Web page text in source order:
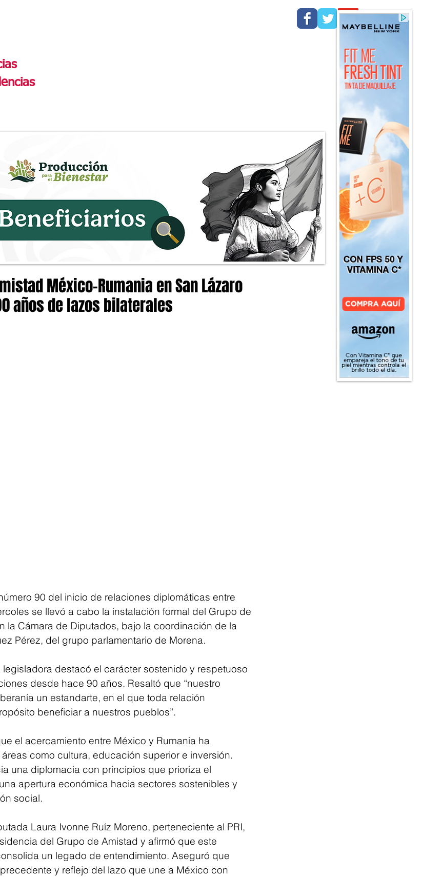
México-Rumania en San Lázaro
años de lazos bilaterales
90 del inicio de relaciones diplomáticas entre
se llevó a cabo la instalación formal del Grupo de
la Cámara de Diputados, bajo la coordinación de la
Pérez, del grupo parlamentario de Morena.
destacó el carácter sostenido y respetuoso
desde hace 90 años. Resaltó que “nuestro
un estandarte, en el que toda relación
beneficiar a nuestros pueblos”.
el acercamiento entre México y Rumania ha
como cultura, educación superior e inversión.
una diplomacia con principios que prioriza el
apertura económica hacia sectores sostenibles y
social.
Laura Ivonne Ruíz Moreno, perteneciente al PRI,
del Grupo de Amistad y afirmó que este
un legado de entendimiento. Aseguró que
y reflejo del lazo que une a México con